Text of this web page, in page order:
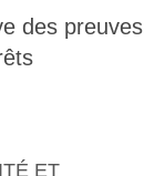
des preuves
ET